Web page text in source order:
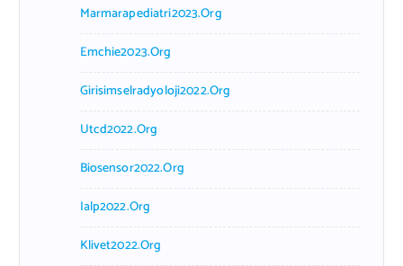
Marmarapediatri2023.org
Emchie2023.org
Girisimselradyoloji2022.org
Utcd2022.org
Biosensor2022.org
Ialp2022.org
Klivet2022.org